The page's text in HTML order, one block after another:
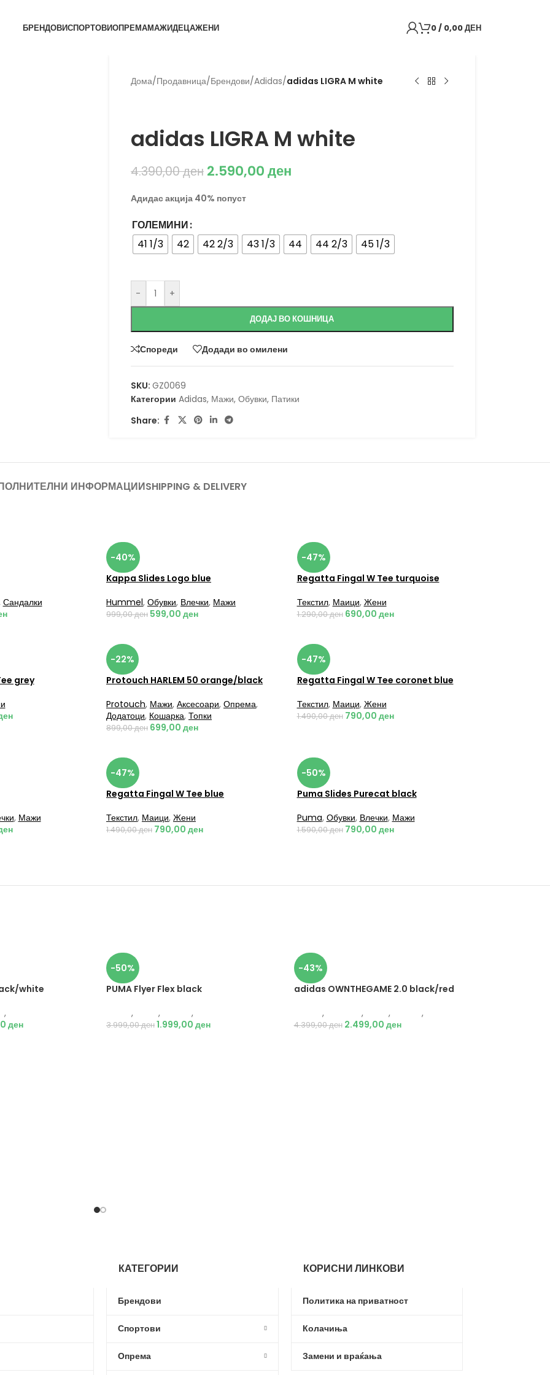
БРЕНДОВИСПОРТОВИОПРЕМАМАЖИДЕЦАЖЕНИ 0/ 0,00ДЕН
Дома/Продавница/Брендови/Adidas/adidas LIGRA M white
adidas LIGRA M white
4.390,00ден 2.590,00ден
Адидас акција 40% попуст
ГОЛЕМИНИ
41 1/3
42 42 2/3 43 1/3 44 44 2/3 45 1/3
- +
ДОДАЈ ВО КОШНИЦА
Спореди Додади во омилени
SKU: GZ0069
Категории Adidas, Мажи, Обувки, Патики
Share:
ИНФОРМАЦИИSHIPPING & DELIVERY
Сандалки
-40%
Kappa Slides Logo blue
Hummel, Обувки, Влечки, Мажи
999,00ден 599,00 ден
-47%
Regatta Fingal W Tee turquoise
Текстил, Маици, Жени
1.290,00ден 690,00 ден
grey
-22%
Protouch HARLEM 50 orange/black
Protouch, Мажи, Аксесоари, Опрема,
Додатоци, Кошарка, Топки
899,00ден 699,00 ден
-47%
Regatta Fingal W Tee coronet blue
Текстил, Маици, Жени
1.490,00ден 790,00 ден
, Мажи
-47%
Regatta Fingal W Tee blue
Текстил, Маици, Жени
1.490,00ден 790,00 ден
-50%
Puma Slides Purecat black
Puma, Обувки, Влечки, Мажи
1.590,00ден 790,00 ден
white
,
ден
-50%
PUMA Flyer Flex black
, , ,
3.999,00ден1.999,00 ден
-43%
adidas OWNTHEGAME 2.0 black/red
, , , ,
4.399,00ден 2.499,00 ден
КАТЕГОРИИ
Брендови
Спортови
Опрема
КОРИСНИ ЛИНКОВИ
Политика на приватност
Колачиња
Замени и враќања